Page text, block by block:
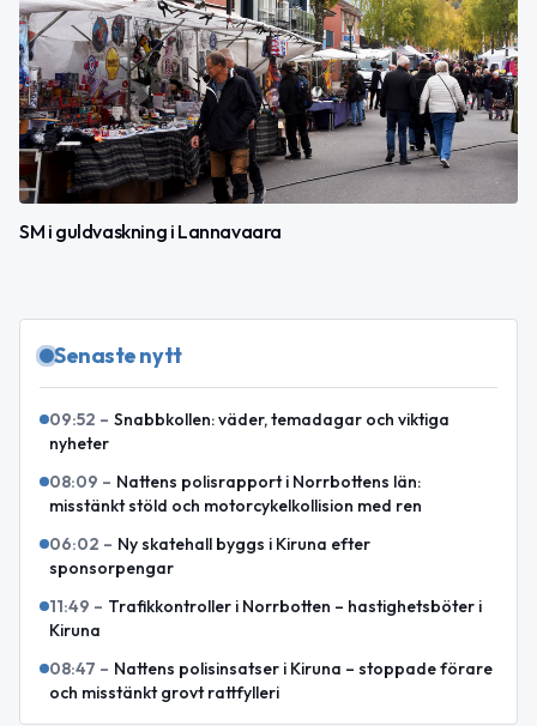
SM i guldvaskning i Lannavaara
Senaste nytt
09:52 – Snabbkollen: väder, temadagar och viktiga
nyheter
08:09 – Nattens polisrapport i Norrbottens län:
misstänkt stöld och motorcykelkollision med ren
06:02 – Ny skatehall byggs i Kiruna efter
sponsorpengar
11:49 – Trafikkontroller i Norrbotten – hastighetsböter i
Kiruna
08:47 – Nattens polisinsatser i Kiruna – stoppade förare
och misstänkt grovt rattfylleri